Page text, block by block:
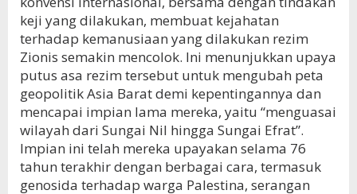
keji yang dilakukan, membuat kejahatan
terhadap kemanusiaan yang dilakukan rezim
Zionis semakin mencolok. Ini menunjukkan upaya
putus asa rezim tersebut untuk mengubah peta
geopolitik Asia Barat demi kepentingannya dan
mencapai impian lama mereka, yaitu “menguasai
wilayah dari Sungai Nil hingga Sungai Efrat”.
Impian ini telah mereka upayakan selama 76
tahun terakhir dengan berbagai cara, termasuk
genosida terhadap warga Palestina, serangan